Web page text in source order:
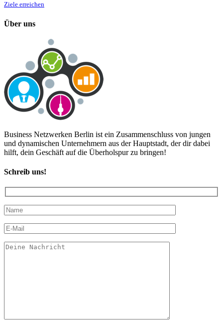
Ziele erreichen
Über uns
Business Netzwerken Berlin ist ein Zusammenschluss von jungen
und dynamischen Unternehmern aus der Hauptstadt, der dir dabei
hilft, dein Geschäft auf die Überholspur zu bringen!
Schreib uns!